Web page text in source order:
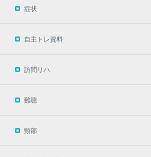
症状
自主トレ資料
訪問リハ
難聴
頸部